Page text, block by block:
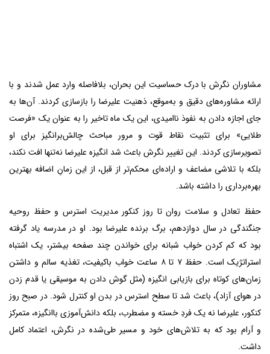
مشاوران نگرش با درک حساسیت این بحران، بلافاصله وارد عمل شدند و با
ارائه مشاوره‌های دقیق و به‌موقع، ذهنیت علیرضا را بازسازی کردند. آن‌ها به
جای اجازه دادن به نفوذ ناامیدی، این یک ماه تاخیر را به عنوان یک «فرصت
طلایی» برای تثبیت نقاط قوت و مرور مباحث چالش‌برانگیز برای او
تصویرسازی کردند. این تغییر نگرش باعث شد انگیزه علیرضا نه‌تنها افت نکند،
بلکه با تلاشی مضاعف و اراده‌ای محکم‌تر از قبل، از این زمانِ اضافه بهترین
بهره‌برداری را داشته باشد.
حفظ تعادل و سلامت روان تا روز کنکور مدیریت استرس و حفظ روحیه
جنگندگی در سال دوازدهم، برگ برنده علیرضا بود. او در مدرسه یاد گرفته
بود که کم کردن خواب شبانه برای خواندن چند صفحه بیشتر، یک اشتباه
استراتژیک است. حفظ ۷ تا ۸ ساعت خواب باکیفیت، تغذیه سالم و داشتن
زمان‌های کوتاه برای بازیابی انگیزه (مثل گوش دادن به موسیقی یا قدم زدن
در هوای آزاد)، باعث شد تا سطح استرس در بدن او کنترل شود. در صبح روز
کنکور، علیرضا نه یک فردِ خسته و مضطرب، بلکه دانش‌آموزی باانگیزه، متمرکز
و آرام بود که به تلاش‌های خود و مسیر طی‌شده در نگرش، اعتماد کامل
داشت.